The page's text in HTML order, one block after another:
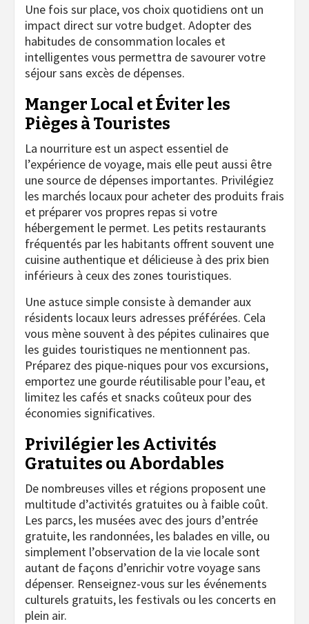
Une fois sur place, vos choix quotidiens ont un
impact direct sur votre budget. Adopter des
habitudes de consommation locales et
intelligentes vous permettra de savourer votre
séjour sans excès de dépenses.
Manger Local et Éviter les
Pièges à Touristes
La nourriture est un aspect essentiel de
l’expérience de voyage, mais elle peut aussi être
une source de dépenses importantes. Privilégiez
les marchés locaux pour acheter des produits frais
et préparer vos propres repas si votre
hébergement le permet. Les petits restaurants
fréquentés par les habitants offrent souvent une
cuisine authentique et délicieuse à des prix bien
inférieurs à ceux des zones touristiques.
Une astuce simple consiste à demander aux
résidents locaux leurs adresses préférées. Cela
vous mène souvent à des pépites culinaires que
les guides touristiques ne mentionnent pas.
Préparez des pique-niques pour vos excursions,
emportez une gourde réutilisable pour l’eau, et
limitez les cafés et snacks coûteux pour des
économies significatives.
Privilégier les Activités
Gratuites ou Abordables
De nombreuses villes et régions proposent une
multitude d’activités gratuites ou à faible coût.
Les parcs, les musées avec des jours d’entrée
gratuite, les randonnées, les balades en ville, ou
simplement l’observation de la vie locale sont
autant de façons d’enrichir votre voyage sans
dépenser. Renseignez-vous sur les événements
culturels gratuits, les festivals ou les concerts en
plein air.